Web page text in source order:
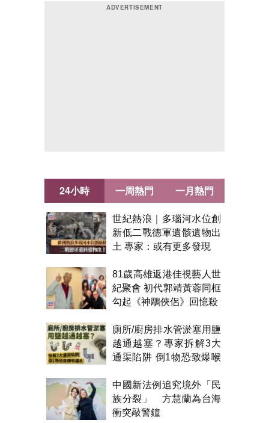
24小時
世紀熱浪｜多瑙河水位創
新低二戰德軍遺骸遺物出
土 專家：或有更多發現
81歲高雄返港佳視藝人世
紀聚會 初代郭靖黃蓉同框
勾起《神鵰俠侶》回憶殺
廁所/廚房排水管淤塞用鹽
越通越塞？專家拆解3大
通渠陷阱 倒1物恐致爆喉
中國新法例追究境外「民
族分裂」 方慧蘭為台海
衝突敲警鐘
一周熱門 一月熱門